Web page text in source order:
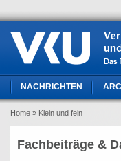
NACHRICHTEN
Home » Klein und fein
Fachbeiträge &